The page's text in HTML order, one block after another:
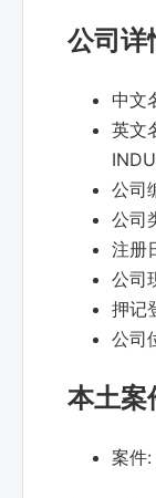
公司详
中文
英文
公司
公司
注册
公司
押记
公司
本土案
案件: